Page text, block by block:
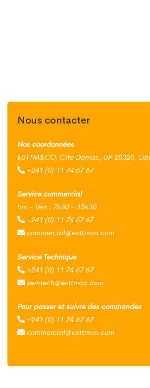
Nous contacter
Nos coordonnées
ESTTM&CO, Cite Damas, BP 20320,
+241 (0) 11 74 67 67
Service commercial
lun - Ven : 7h30 - 15h30
+241 (0) 11 74 67 67
commercial@esttmco.com
Service Technique
+241 (0) 11 74 67 67
servtech@esttmco.com
Pour passer et suivre des commandes
+241 (0) 11 74 67 67
commercial@esttmco.com